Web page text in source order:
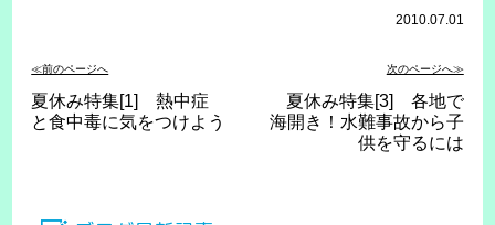
2010.07.01
≪前のページへ 次のページへ≫
夏休み特集[1] 熱中症
と食中毒に気をつけよう
夏休み特集[3] 各地で
海開き！水難事故から子
供を守るには